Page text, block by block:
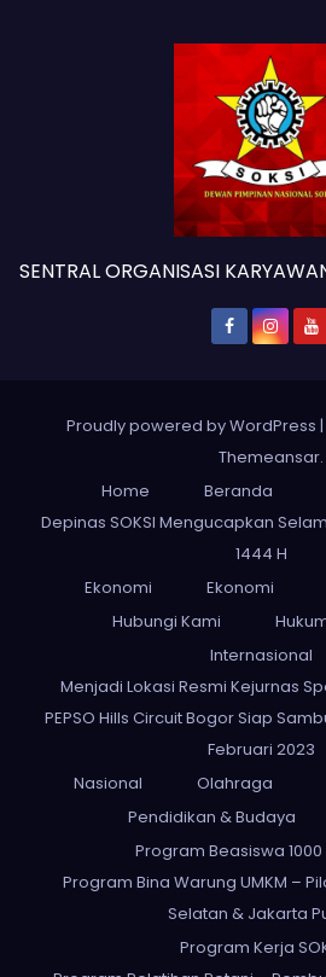
SENTRAL ORGANISASI
Proudly powered by WordPress |
Themeansar.
Home
Beranda
Depinas SOKSI Mengucapkan
1444 H
Ekonomi
Ekonomi
Hubungi Kami
Internasional
Menjadi Lokasi Resmi Kejurnas
PEPSO Hills Circuit Bogor Siap
Februari 2023
Nasional
Olahraga
Pendidikan & Budaya
Program Beasiswa
Program Bina Warung UMKM –
Selatan & Jakarta
Program Kerja